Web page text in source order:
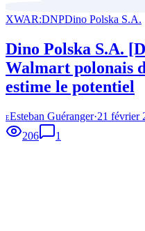
XWAR:DNPDino Polska S.A.
Dino Polska S.A.
Walmart polonais
estime le potentiel
EEsteban Guéranger·21 février
206
1